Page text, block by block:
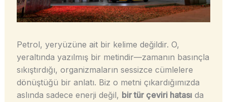
Petrol, yeryüzüne ait bir kelime değildir. O,
yeraltında yazılmış bir metindir—zamanın basınçla
sıkıştırdığı, organizmaların sessizce cümlelere
dönüştüğü bir anlatı. Biz o metni çıkardığımızda
aslında sadece enerji değil, bir tür çeviri hatasıda